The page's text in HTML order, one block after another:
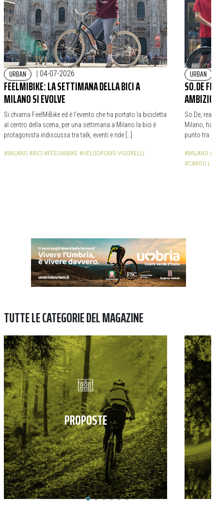
URBAN | 04-07-2026
FEELMIBIKE: LA SETTIMANA DELLA BICI A
MILANO SI EVOLVE
Si chiama FeelMiBike ed è l’evento che ha portato la bicicletta
al centro della scena, per una settimana a Milano la bici è
protagonista indiscussa tra talk, eventi e ride […]
#MILANO #BICI #FEELMIBIKE #VELODROMO VIGORELLI
URBAN
SO.DE
So.De,
Milano, ha
punto tra
#MILANO
#CARGO
TUTTE LE CATEGORIE DEL MAGAZINE
PROPOSTE